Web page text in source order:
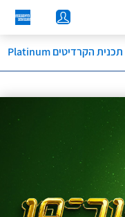
תכנית הקרדיטים Platinum